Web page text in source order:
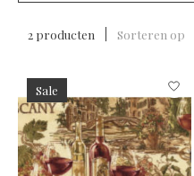
2 producten Sorteren op
Sale